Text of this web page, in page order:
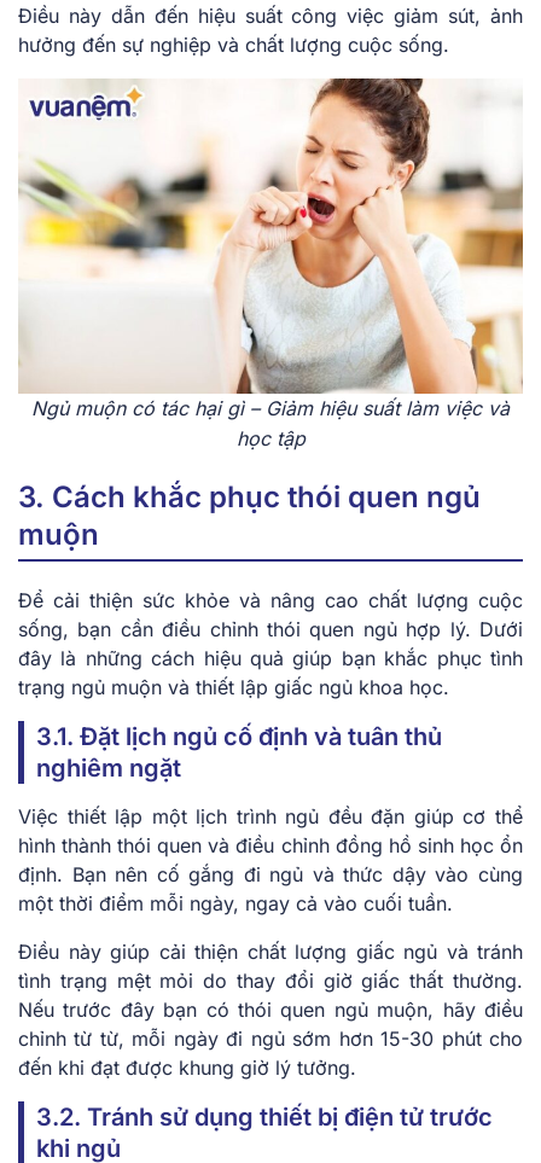
Điều này dẫn đến hiệu suất công việc giảm sút, ảnh
hưởng đến sự nghiệp và chất lượng cuộc sống.
Ngủ muộn có tác hại gì – Giảm hiệu suất làm việc và
học tập
3. Cách khắc phục thói quen ngủ
muộn
Để cải thiện sức khỏe và nâng cao chất lượng cuộc
sống, bạn cần điều chỉnh thói quen ngủ hợp lý. Dưới
đây là những cách hiệu quả giúp bạn khắc phục tình
trạng ngủ muộn và thiết lập giấc ngủ khoa học.
3.1. Đặt lịch ngủ cố định và tuân thủ
nghiêm ngặt
Việc thiết lập một lịch trình ngủ đều đặn giúp cơ thể
hình thành thói quen và điều chỉnh đồng hồ sinh học ổn
định. Bạn nên cố gắng đi ngủ và thức dậy vào cùng
một thời điểm mỗi ngày, ngay cả vào cuối tuần.
Điều này giúp cải thiện chất lượng giấc ngủ và tránh
tình trạng mệt mỏi do thay đổi giờ giấc thất thường.
Nếu trước đây bạn có thói quen ngủ muộn, hãy điều
chỉnh từ từ, mỗi ngày đi ngủ sớm hơn 15-30 phút cho
đến khi đạt được khung giờ lý tưởng.
3.2. Tránh sử dụng thiết bị điện tử trước
khi ngủ